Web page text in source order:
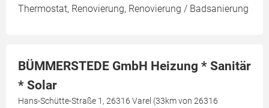
Thermostat, Renovierung, Renovierung / Badsanierung
BÜMMERSTEDE GmbH Heizung * Sanitär
* Solar
Hans-Schütte-Straße 1, 26316 Varel (33km von 26316